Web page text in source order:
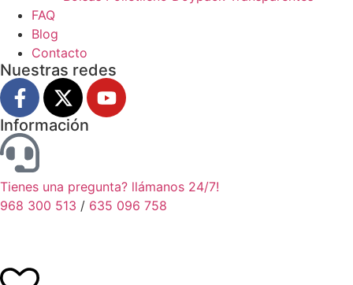
FAQ
Blog
Contacto
Nuestras redes
Información
Tienes una pregunta? llámanos 24/7!
968 300 513 / 635 096 758